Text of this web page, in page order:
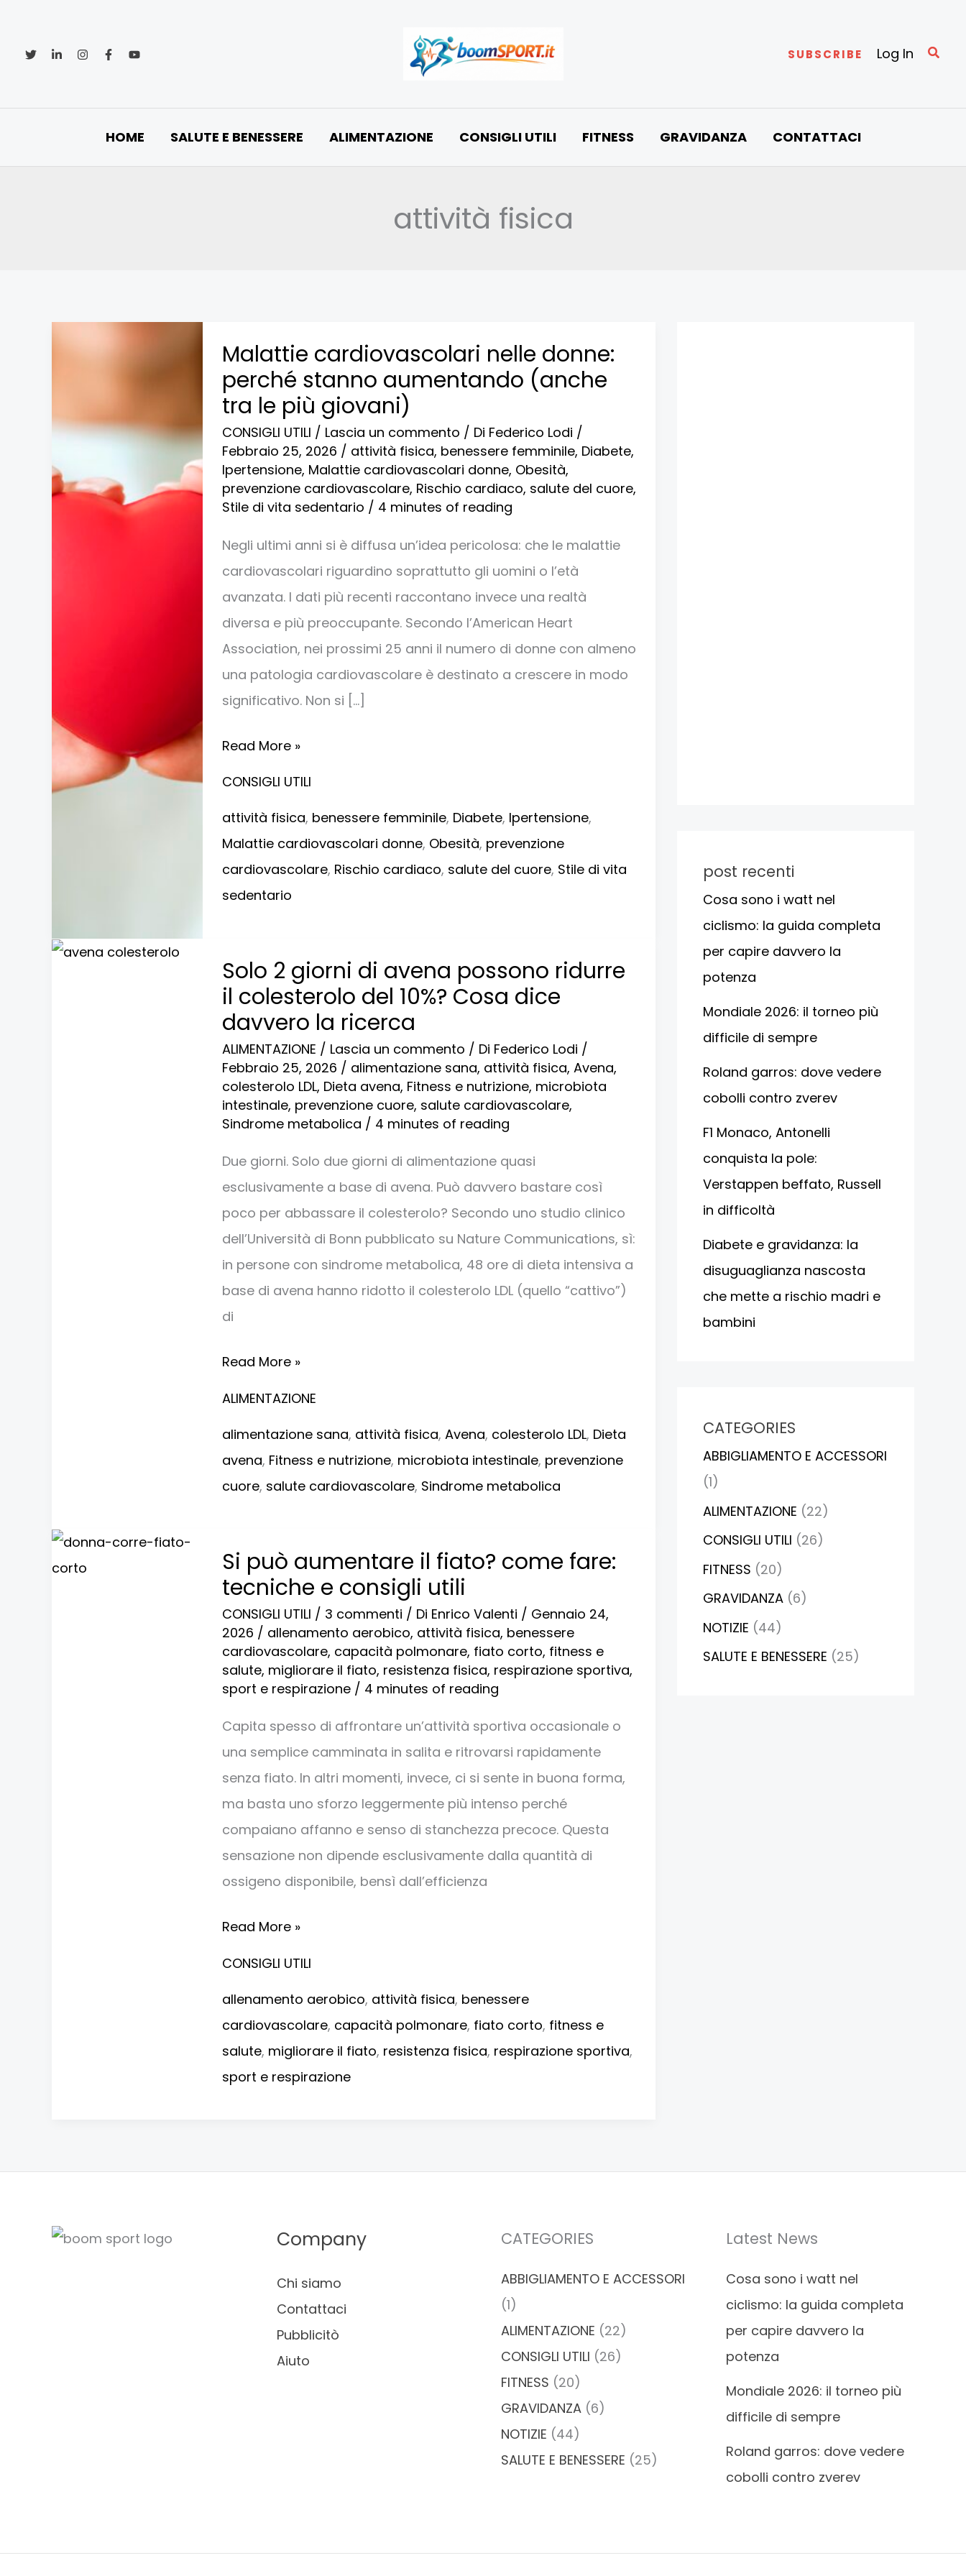
contenuto
SUBSCRIBE Log In Cerca
HOME SALUTE E BENESSERE ALIMENTAZIONE CONSIGLI UTILI FITNESS GRAVIDANZA CONTATTACI
attività fisica
Malattie cardiovascolari nelle donne:
perché stanno aumentando (anche
tra le più giovani)
CONSIGLI UTILI / Lascia un commento / Di Federico Lodi /
Febbraio 25, 2026 / attività fisica, benessere femminile, Diabete,
Ipertensione, Malattie cardiovascolari donne, Obesità,
prevenzione cardiovascolare, Rischio cardiaco, salute del cuore,
Stile di vita sedentario / 4 minutes of reading
Negli ultimi anni si è diffusa un’idea pericolosa: che le malattie
cardiovascolari riguardino soprattutto gli uomini o l’età
avanzata. I dati più recenti raccontano invece una realtà
diversa e più preoccupante. Secondo l’American Heart
Association, nei prossimi 25 anni il numero di donne con almeno
una patologia cardiovascolare è destinato a crescere in modo
significativo. Non si […]
cardiovascolari
nelle
donne:
perché
stanno
aumentando
(anche
tra
le
più
giovani)
Read More »
CONSIGLI UTILI
attività fisica, benessere femminile, Diabete, Ipertensione,
Malattie cardiovascolari donne, Obesità, prevenzione
cardiovascolare, Rischio cardiaco, salute del cuore, Stile di vita
sedentario
Solo 2 giorni di avena possono ridurre
il colesterolo del 10%? Cosa dice
davvero la ricerca
ALIMENTAZIONE / Lascia un commento / Di Federico Lodi /
Febbraio 25, 2026 / alimentazione sana, attività fisica, Avena,
colesterolo LDL, Dieta avena, Fitness e nutrizione, microbiota
intestinale, prevenzione cuore, salute cardiovascolare,
Sindrome metabolica / 4 minutes of reading
Due giorni. Solo due giorni di alimentazione quasi
esclusivamente a base di avena. Può davvero bastare così
poco per abbassare il colesterolo? Secondo uno studio clinico
dell’Università di Bonn pubblicato su Nature Communications, sì:
in persone con sindrome metabolica, 48 ore di dieta intensiva a
base di avena hanno ridotto il colesterolo LDL (quello “cattivo”)
di
2
giorni
di
avena
possono
ridurre
il
colesterolo
del
10%?
Cosa
dice
davvero
la
Read More »
ALIMENTAZIONE
alimentazione sana, attività fisica, Avena, colesterolo LDL, Dieta
avena, Fitness e nutrizione, microbiota intestinale, prevenzione
cuore, salute cardiovascolare, Sindrome metabolica
Si può aumentare il fiato? come fare:
tecniche e consigli utili
CONSIGLI UTILI / 3 commenti / Di Enrico Valenti / Gennaio 24,
2026 / allenamento aerobico, attività fisica, benessere
cardiovascolare, capacità polmonare, fiato corto, fitness e
salute, migliorare il fiato, resistenza fisica, respirazione sportiva,
sport e respirazione / 4 minutes of reading
Capita spesso di affrontare un’attività sportiva occasionale o
una semplice camminata in salita e ritrovarsi rapidamente
senza fiato. In altri momenti, invece, ci si sente in buona forma,
ma basta uno sforzo leggermente più intenso perché
compaiano affanno e senso di stanchezza precoce. Questa
sensazione non dipende esclusivamente dalla quantità di
ossigeno disponibile, bensì dall’efficienza
può
aumentare
il
fiato?
come
fare:
tecniche
e
consigli
utili
Read More »
CONSIGLI UTILI
allenamento aerobico, attività fisica, benessere
cardiovascolare, capacità polmonare, fiato corto, fitness e
salute, migliorare il fiato, resistenza fisica, respirazione sportiva,
sport e respirazione
post recenti
Cosa sono i watt nel
ciclismo: la guida completa
per capire davvero la
potenza
Mondiale 2026: il torneo più
difficile di sempre
Roland garros: dove vedere
cobolli contro zverev
F1 Monaco, Antonelli
conquista la pole:
Verstappen beffato, Russell
in difficoltà
Diabete e gravidanza: la
disuguaglianza nascosta
che mette a rischio madri e
bambini
CATEGORIES
ABBIGLIAMENTO E ACCESSORI
(1)
ALIMENTAZIONE (22)
CONSIGLI UTILI (26)
FITNESS (20)
GRAVIDANZA (6)
NOTIZIE (44)
SALUTE E BENESSERE (25)
Company
Chi siamo
Contattaci
Pubblicitò
Aiuto
CATEGORIES
ABBIGLIAMENTO E ACCESSORI
(1)
ALIMENTAZIONE (22)
CONSIGLI UTILI (26)
FITNESS (20)
GRAVIDANZA (6)
NOTIZIE (44)
SALUTE E BENESSERE (25)
Latest News
Cosa sono i watt nel
ciclismo: la guida completa
per capire davvero la
potenza
Mondiale 2026: il torneo più
difficile di sempre
Roland garros: dove vedere
cobolli contro zverev